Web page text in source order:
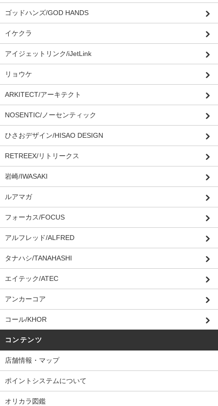
ゴッドハンズ/GOD HANDS
イケクラ
アイジェットリンク/iJetLink
リョウケ
ARKITECT/アーキテクト
NOSENTIC/ノーセンティック
ひさおデザイン/HISAO DESIGN
RETREEX/リトリークス
岩崎/IWASAKI
ルアマガ
フォーカス/FOCUS
アルフレッド/ALFRED
タナハシ/TANAHASHI
エイテック/ATEC
アンカーコア
コール/KHOR
コンテンツ
店舗情報・マップ
ポイントシステムについて
オリカラ図鑑